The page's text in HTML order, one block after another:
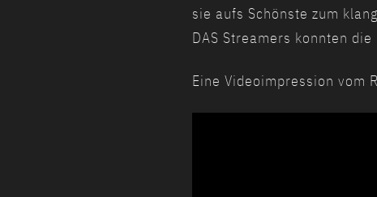
sie aufs Schönste zum
DAS Streamers konnten
Eine Videoimpression vom